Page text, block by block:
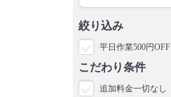
絞り込み
平日作業500円OFF
こだわり条件
追加料金一切なし